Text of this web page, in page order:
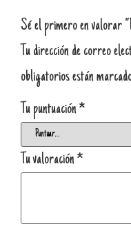
Sé el primero en valorar
Tu dirección de correo
obligatorios están
Tu puntuación*
Tu valoración*